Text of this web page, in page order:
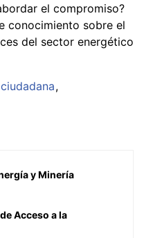
el compromiso?
conocimiento sobre el
del sector energético
y Minería
Acceso a la